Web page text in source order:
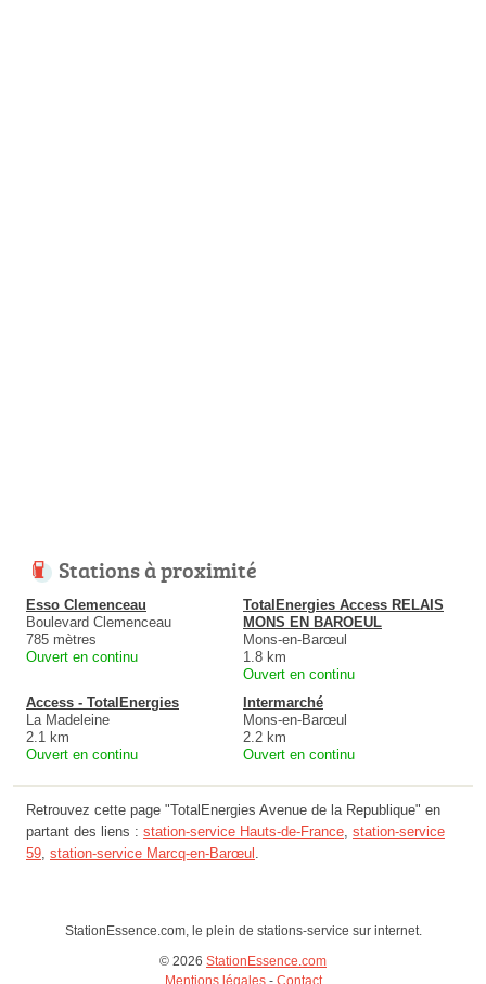
Stations à proximité
Esso Clemenceau
Boulevard Clemenceau
785 mètres
Ouvert en continu
TotalEnergies Access RELAIS
MONS EN BAROEUL
Mons-en-Barœul
1.8 km
Ouvert en continu
Access - TotalEnergies
La Madeleine
2.1 km
Ouvert en continu
Intermarché
Mons-en-Barœul
2.2 km
Ouvert en continu
Retrouvez cette page "TotalEnergies Avenue de la Republique" en
partant des liens : station-service Hauts-de-France station-service
59 station-service Marcq-en-Barœul
StationEssence.com, le plein de stations-service sur internet.
© 2026 StationEssence.com
Mentions légales- Contact